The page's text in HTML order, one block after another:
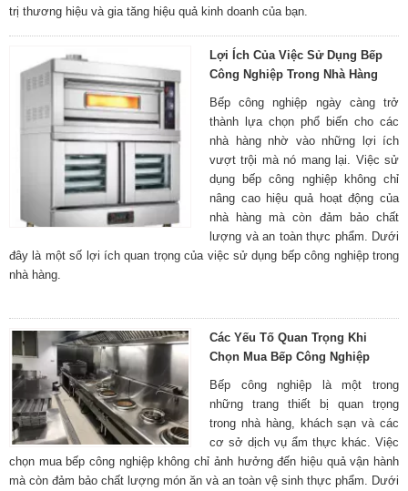
trị thương hiệu và gia tăng hiệu quả kinh doanh của bạn.
Lợi Ích Của Việc Sử Dụng Bếp
Công Nghiệp Trong Nhà Hàng
Bếp công nghiệp ngày càng trở
thành lựa chọn phổ biến cho các
nhà hàng nhờ vào những lợi ích
vượt trội mà nó mang lại. Việc sử
dụng bếp công nghiệp không chỉ
nâng cao hiệu quả hoạt động của
nhà hàng mà còn đảm bảo chất
lượng và an toàn thực phẩm. Dưới
đây là một số lợi ích quan trọng của việc sử dụng bếp công nghiệp trong
nhà hàng.
Các Yếu Tố Quan Trọng Khi
Chọn Mua Bếp Công Nghiệp
Bếp công nghiệp là một trong
những trang thiết bị quan trọng
trong nhà hàng, khách sạn và các
cơ sở dịch vụ ẩm thực khác. Việc
chọn mua bếp công nghiệp không chỉ ảnh hưởng đến hiệu quả vận hành
mà còn đảm bảo chất lượng món ăn và an toàn vệ sinh thực phẩm. Dưới